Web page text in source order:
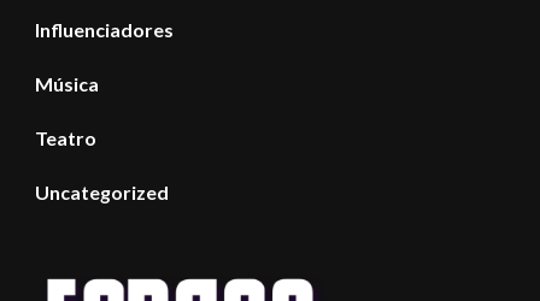
Influenciadores
Música
Teatro
Uncategorized